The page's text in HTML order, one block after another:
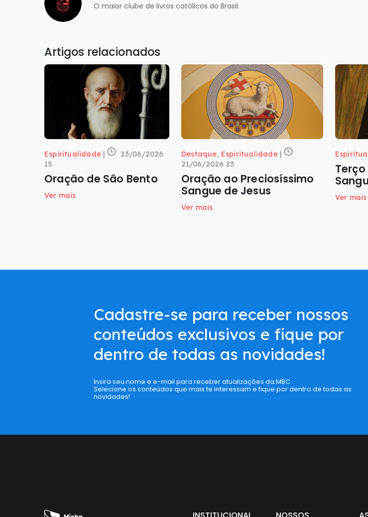
O maior clube de livros católicos do Brasil.
Artigos relacionados
Espiritualidade |
23/06/2026
15
Oração de São Bento
Ver mais
Destaque, Espiritualidade|
21/06/2026 23
Oração ao Preciosíssimo
Sangue de Jesus
Ver mais
Ver mais
Cadastre-se para receber nossos
conteúdos exclusivos e fique por
dentro de todas as novidades!
Insira seu nome e e-mail para receber atualizações da MBC.
Selecione os conteúdos que mais te interessam e fique por dentro de todas as
novidades!